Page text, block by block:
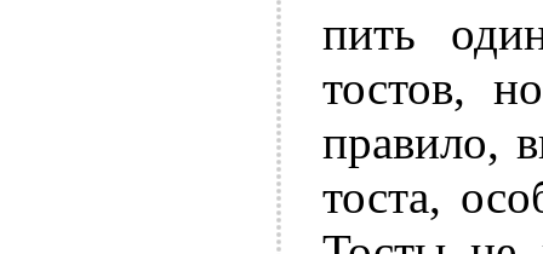
пить
тостов,
правило,
тоста,